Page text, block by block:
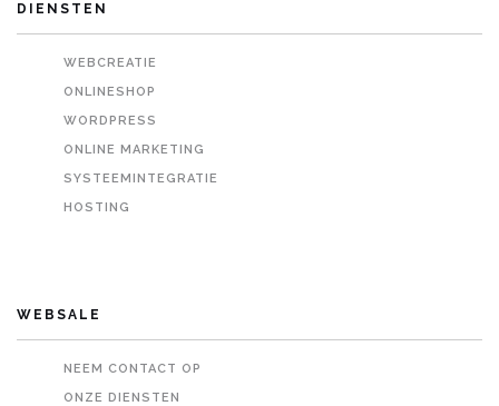
DIENSTEN
WEBCREATIE
ONLINESHOP
WORDPRESS
ONLINE MARKETING
SYSTEEMINTEGRATIE
HOSTING
WEBSALE
NEEM CONTACT OP
ONZE DIENSTEN